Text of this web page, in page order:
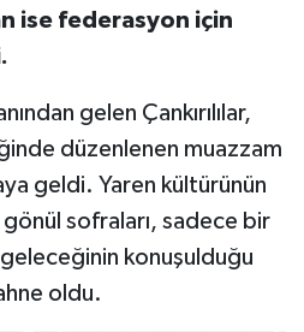
ise federasyon için
gelen Çankırılılar,
düzenlenen muazzam
geldi. Yaren kültürünün
sofraları, sadece bir
geleceğinin konuşulduğu
oldu.